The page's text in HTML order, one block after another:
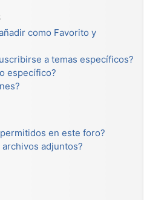
como Favorito y
a temas específicos?
específico?
en este foro?
adjuntos?